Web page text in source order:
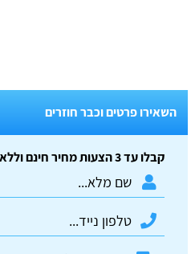
השאירו פרטים וכבר חוזרים
קבלו עד 3 הצעות מחיר חינם וללא התחייבות: